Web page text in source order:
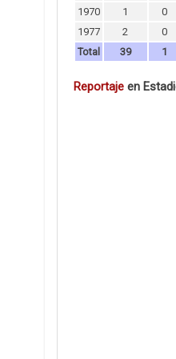
1970 1
0
1977
2
0
Total
39 1
Reportajeen